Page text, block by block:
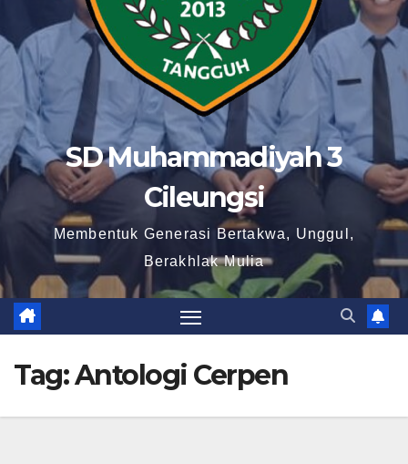
SD Muhammadiyah 3
Cileungsi
Membentuk Generasi Bertakwa, Unggul,
Berakhlak Mulia
Tag:Antologi Cerpen